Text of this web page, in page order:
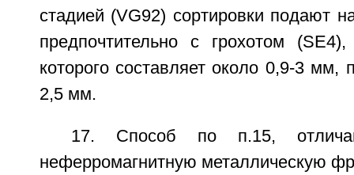
стадией (VG92) сортировки подают
предпочтительно с грохотом
которого составляет около 0,9-3 мм,
2,5 мм.
17. Способ по п.15,
неферромагнитную металлическую